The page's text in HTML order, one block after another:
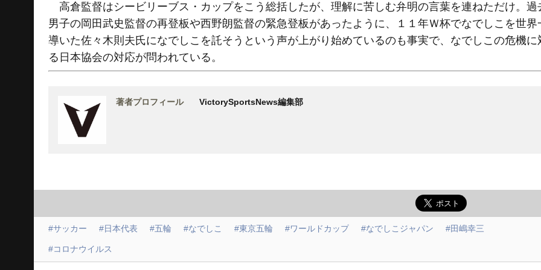
高倉監督はシービリーブス・カップをこう総括したが、理解に苦しむ弁明の言葉を連ねただけ。過
男子の岡田武史監督の再登板や西野朗監督の緊急登板があったように、１１年Ｗ杯でなでしこを世界
導いた佐々木則夫氏になでしこを託そうという声が上がり始めているのも事実で、なでしこの危機に
る日本協会の対応が問われている。
著者プロフィール VictorySportsNews編集部
#サッカー #日本代表 #五輪 #なでしこ #東京五輪 #ワールドカップ #なでしこジャパン #田嶋幸三
#コロナウイルス